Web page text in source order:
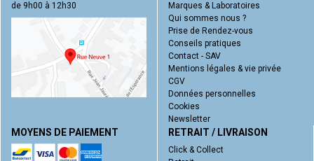
de 9h00 à 12h30
Marques & Laboratoires
Qui sommes nous ?
Prise de Rendez-vous
Conseils pratiques
Contact - SAV
Mentions légales & vie privée
CGV
Données personnelles
Cookies
Newsletter
MOYENS DE PAIEMENT RETRAIT / LIVRAISON
Click & Collect